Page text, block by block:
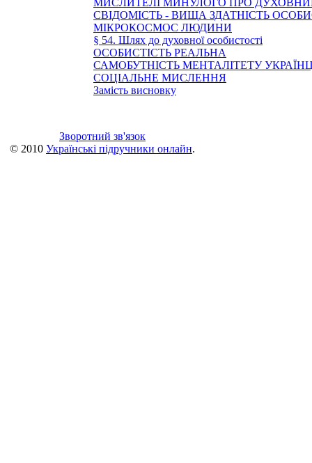
МИСЛИТЕЛІ МИНУЛОГО ПРО
СВІДОМІСТЬ - ВИЩА ЗДАТНІСТЬ
МІКРОКОСМОС ЛЮДИНИ
§ 54. Шлях до духовної особистості
ОСОБИСТІСТЬ РЕАЛЬНА
САМОБУТНІСТЬ МЕНТАЛІТЕТУ
СОЦІАЛЬНЕ МИСЛЕННЯ
Замість висновку
Зворотний зв'язок
© 2010 Українські підручники онлайн.